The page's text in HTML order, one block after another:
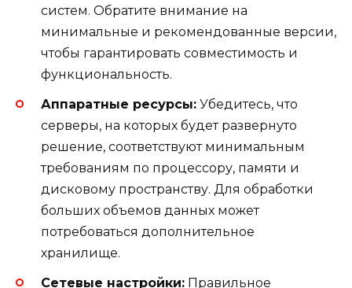
систем. Обратите внимание на
минимальные и рекомендованные версии,
чтобы гарантировать совместимость и
функциональность.
Аппаратные ресурсы: Убедитесь, что
серверы, на которых будет развернуто
решение, соответствуют минимальным
требованиям по процессору, памяти и
дисковому пространству. Для обработки
больших объемов данных может
потребоваться дополнительное
хранилище.
Сетевые настройки: Правильное